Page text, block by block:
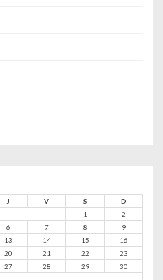
J V S
D
1
2
6 7 8
9
13 14 15
16
20 21 22
23
27 28 29
30